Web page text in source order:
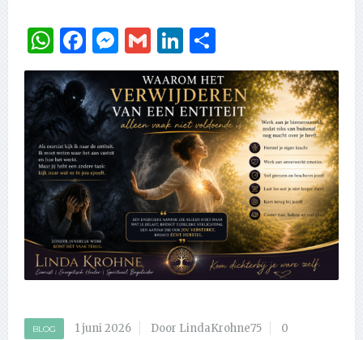
WhatsApp
Facebook
Messenger
GmailLinkedIn
BLOG 1 juni 2026 Door LindaKrohne75
0